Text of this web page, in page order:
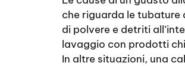
che riguarda le tubature
di polvere e detriti
lavaggio con prodotti
In altre situazioni, una